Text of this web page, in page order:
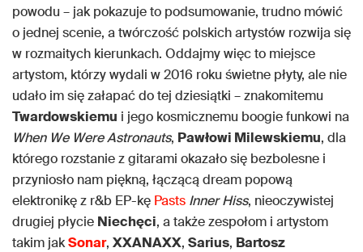
powodu – jak pokazuje to podsumowanie, trudno mówić
o jednej scenie, a twórczość polskich artystów rozwija się
w rozmaitych kierunkach. Oddajmy więc to miejsce
artystom, którzy wydali w 2016 roku świetne płyty, ale nie
udało im się załapać do tej dziesiątki – znakomitemu
Twardowskiemu i jego kosmicznemu boogie funkowi na
When We Were Astronauts, Pawłowi Milewskiemu, dla
którego rozstanie z gitarami okazało się bezbolesne i
przyniosło nam piękną, łączącą dream popową
elektronikę z r&b EP-kę Pasts Inner Hiss, nieoczywistej
drugiej płycie Niechęci, a także zespołom i artystom
takim jakSonar, XXANAXX, Sarius, Bartosz